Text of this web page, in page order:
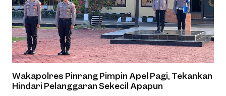
‎Wakapolres Pinrang Pimpin Apel Pagi, Tekankan
Hindari Pelanggaran Sekecil Apapun